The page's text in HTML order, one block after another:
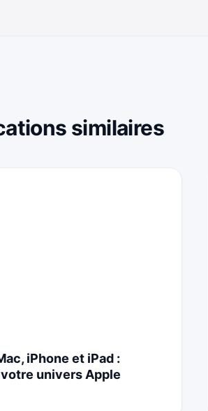
similaires
iPhone et iPad :
univers Apple